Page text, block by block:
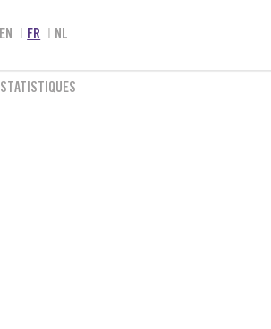
EN FR NL
STATISTIQUES